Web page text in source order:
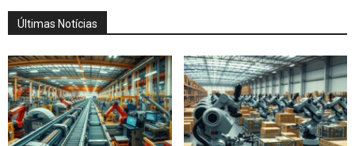
Últimas Notícias